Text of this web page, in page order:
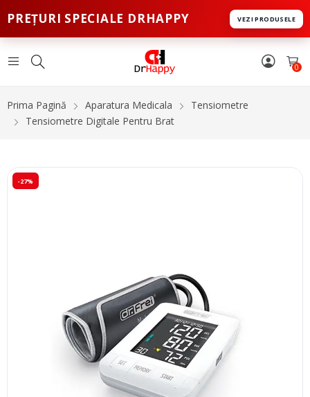
PREȚURI SPECIALE DRHAPPY VEZI PRODUSELE
0
Prima Pagină Aparatura Medicala
Tensiometre
Tensiometre Digitale Pentru Brat
-27%